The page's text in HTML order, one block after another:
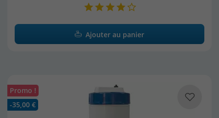
Ajouter au panier
Promo !
-35,00 €